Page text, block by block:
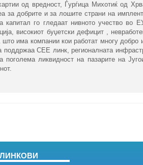
од вредност, Ѓурѓица Михотиќ од
добрите и за лошите страни на
капитал го гледаат нивното учество во
високиот буџетски дефицит ,
што има компании кои работат многу добро
поддржаа СЕЕ линк, регионалната
ликвидност на пазарите на